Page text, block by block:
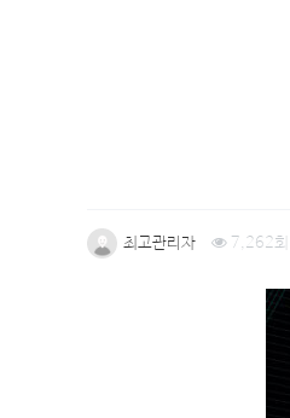
최고관리자 7,262회